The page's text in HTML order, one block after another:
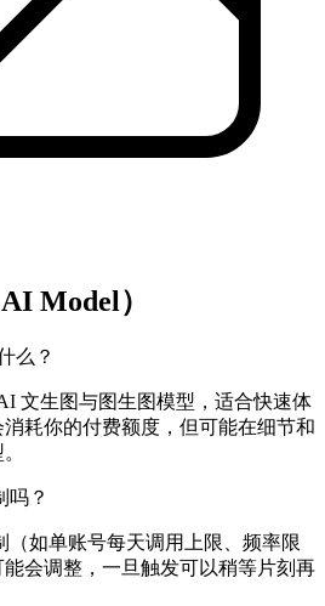
Model）
么？
文生图与图生图模型，适合快速体
耗你的付费额度，但可能在细节和
吗？
（如单账号每天调用上限、频率限
会调整，一旦触发可以稍等片刻再